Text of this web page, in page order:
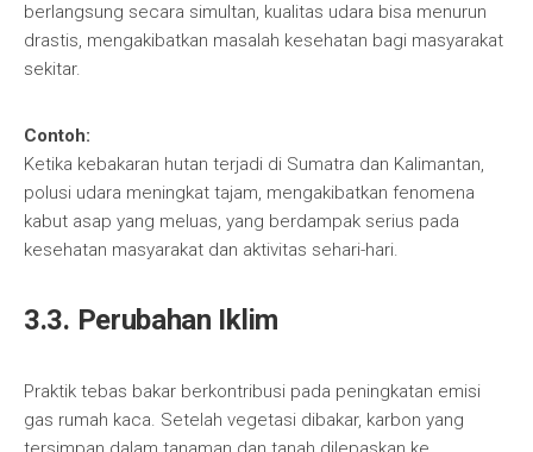
berlangsung secara simultan, kualitas udara bisa menurun
drastis, mengakibatkan masalah kesehatan bagi masyarakat
sekitar.
Contoh:
Ketika kebakaran hutan terjadi di Sumatra dan Kalimantan,
polusi udara meningkat tajam, mengakibatkan fenomena
kabut asap yang meluas, yang berdampak serius pada
kesehatan masyarakat dan aktivitas sehari-hari.
3.3. Perubahan Iklim
Praktik tebas bakar berkontribusi pada peningkatan emisi
gas rumah kaca. Setelah vegetasi dibakar, karbon yang